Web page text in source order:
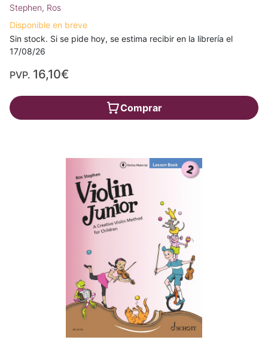
Stephen, Ros
Disponible en breve
Sin stock. Si se pide hoy, se estima recibir en la librería el
17/08/26
PVP. 16,10€
Comprar